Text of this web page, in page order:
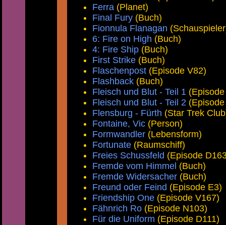
Ferra (Planet)
Final Fury (Buch)
Fionnula Flanagan
6: Fire on High (Buch)
4: Fire Ship (Buch)
First Strike (Buch)
Flaschenpost (Episode V82)
Flashback (Buch)
Fleisch und Blut - Teil 1
Fleisch und Blut - Teil 2
Flensburg - Fürth (Star Trek
Fontaine, Vic (Person)
Formwandler (Lebensform)
Fortunate (Raumschiff)
Freies Schussfeld (Episode
Fremde vom Himmel (Buch)
Fremde Widersacher (Buch)
Freund oder Feind (Episode E3)
Friendship One (Episode V167)
Fähnrich Ro (Episode N103)
Für die Uniform (Episode D111)